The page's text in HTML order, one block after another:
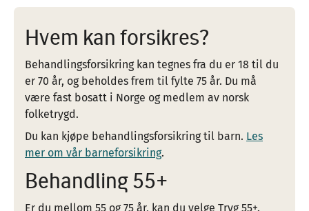
Hvem kan forsikres?
Behandlingsforsikring kan tegnes fra du er 18 til du
er 70 år, og beholdes frem til fylte 75 år. Du må
være fast bosatt i Norge og medlem av norsk
folketrygd.
Du kan kjøpe behandlingsforsikring til barn. Les
mer om vår barneforsikring.
Behandling 55+
Er du mellom 55 og 75 år, kan du velge Tryg 55+.